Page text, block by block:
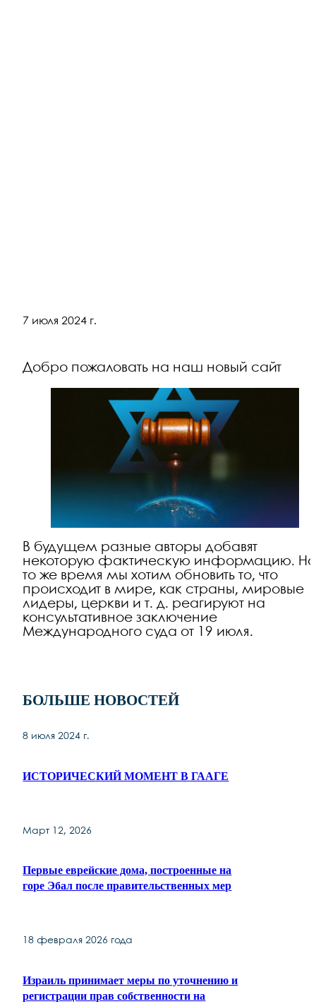
7 июля 2024 г.
Добро пожаловать на наш новый сайт
В будущем разные авторы добавят
некоторую фактическую информацию. Но
то же время мы хотим обновить то, что
происходит в мире, как страны, мировые
лидеры, церкви и т. д. реагируют на
консультативное заключение
Международного суда от 19 июля.
БОЛЬШЕ НОВОСТЕЙ
8 июля 2024 г.
ИСТОРИЧЕСКИЙ МОМЕНТ В ГААГЕ
Март 12, 2026
Первые еврейские дома, построенные на
горе Эбал после правительственных мер
18 февраля 2026 года
Израиль принимает меры по уточнению и
регистрации прав собственности на